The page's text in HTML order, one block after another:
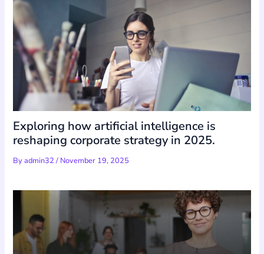
Exploring how artificial intelligence is
reshaping corporate strategy in 2025.
Byadmin32/ November 19, 2025